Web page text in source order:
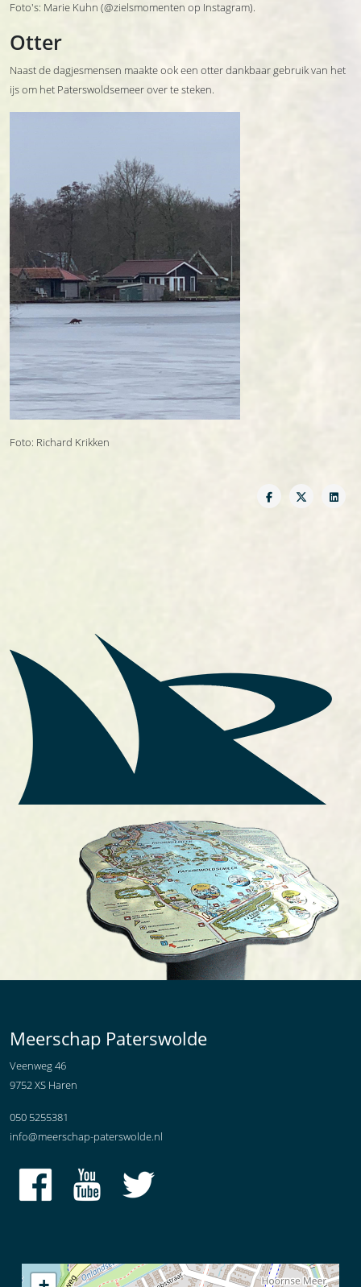
Foto's: Marie Kuhn (@zielsmomenten op Instagram).
Otter
Naast de dagjesmensen maakte ook een otter dankbaar gebruik van het
ijs om het Paterswoldsemeer over te steken.
Foto: Richard Krikken
Meerschap Paterswolde
Veenweg 46
9752 XS Haren
050 5255381
info@meerschap-paterswolde.nl